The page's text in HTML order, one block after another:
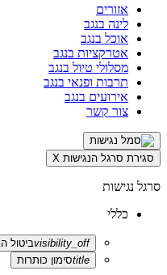
אזורים
לינה בנגב
אוכל בנגב
אטרקציות בנגב
מסלולי טיול בנגב
תרבות ופנאי בנגב
אירועים בנגב
צור קשר
סגירת סרגל הנגישות X
סרגל נגישות
כללי
visibility_offביטול
titleסימון כותרות